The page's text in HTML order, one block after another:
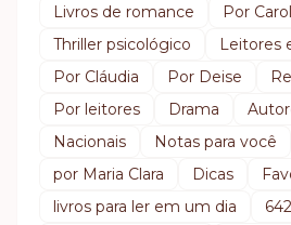
Livros de romance
Por Carol
Thriller psicológico
Leitores
Por Cláudia
Por Deise
Por leitores
Drama
Nacionais
Notas para você
por Maria Clara
Dicas
livros para ler em um dia